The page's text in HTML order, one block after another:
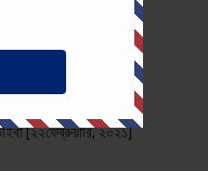
লেখার নিয়ম
[২২ফেব্রুয়ারি, ২০২১]